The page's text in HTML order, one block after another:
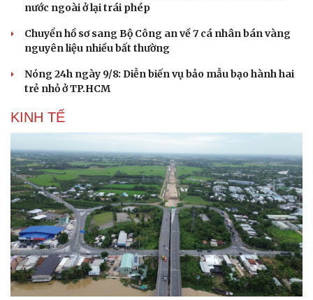
Du lịch
Săn Tour
check-in
Câu chuyện thời sự
Đọc truyện đêm khuya
Cửa sổ tình yêu
Kể chuyện cho bé
Hạt giống tâm hồn
nước ngoài ở lại trái phép
Chuyển hồ sơ sang Bộ Công an về 7 cá nhân bán vàng
nguyên liệu nhiều bất thường
Nóng 24h ngày 9/8: Diễn biến vụ bảo mẫu bạo hành hai
trẻ nhỏ ở TP.HCM
KINH TẾ